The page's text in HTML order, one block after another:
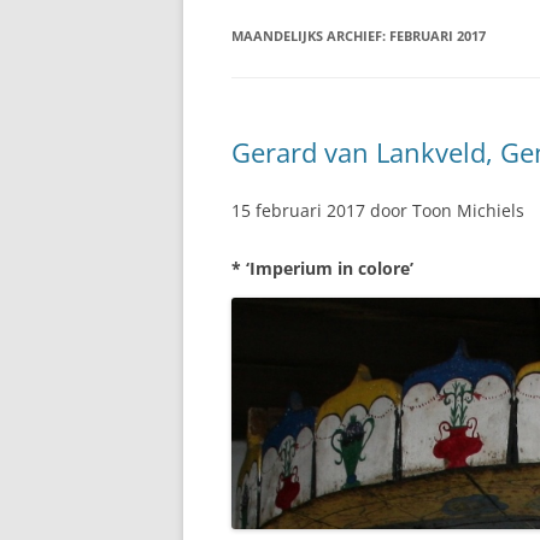
MAANDELIJKS ARCHIEF: FEBRUARI 2017
Gerard van Lankveld,
15 februari 2017 door Toon Michiels
* ‘Imperium in colore’